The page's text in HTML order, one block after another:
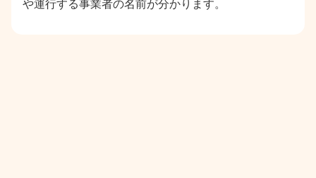
や運行する事業者の名前が分かります。